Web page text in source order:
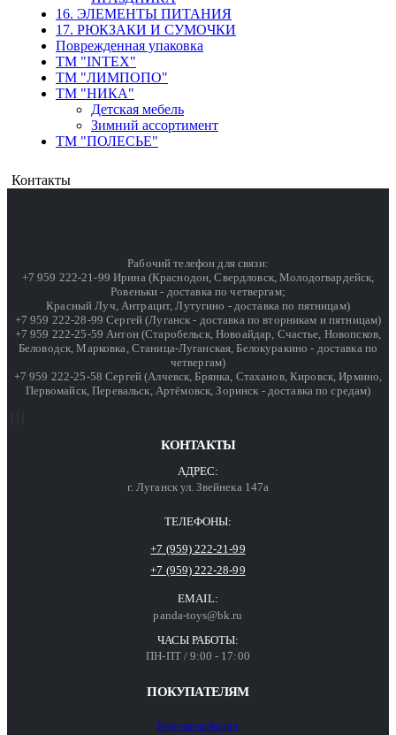
16. ЭЛЕМЕНТЫ ПИТАНИЯ
17. РЮКЗАКИ И СУМОЧКИ
Поврежденная упаковка
ТМ "INTEX"
ТМ "ЛИМПОПО"
ТМ "НИКА"
Детская мебель
Зимний ассортимент
ТМ "ПОЛЕСЬЕ"
Контакты
Рабочий телефон для связи:
+7 959 222-21-99 Ирина (Краснодон, Свердловск, Молодогвардейск,
Ровеньки - доставка по четвергам;
Красный Луч, Антрацит, Лутугино - доставка по пятницам)
+7 959 222-28-99 Сергей (Луганск - доставка по вторникам и пятницам)
+7 959 222-25-59 Антон (Старобельск, Новоайдар, Счастье, Новопсков,
Беловодск, Марковка, Станица-Луганская, Белокуракино - доставка по
четвергам)
+7 959 222-25-58 Сергей (Алчевск, Брянка, Стаханов, Кировск, Ирмино,
Первомайск, Перевальск, Артёмовск, Зоринск - доставка по средам)
КОНТАКТЫ
АДРЕС:
г. Луганск ул. Звейнека 147а
ТЕЛЕФОНЫ:
+7 (959) 222-21-99
+7 (959) 222-28-99
EMAIL:
panda-toys@bk.ru
ЧАСЫ РАБОТЫ:
ПН-ПТ / 9:00 - 17:00
ПОКУПАТЕЛЯМ
КонтактыАкции